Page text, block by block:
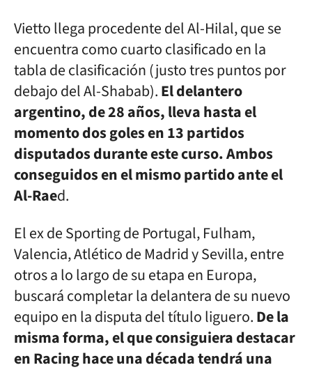
Vietto llega procedente del Al-Hilal, que se
encuentra como cuarto clasificado en la
tabla de clasificación (justo tres puntos por
debajo del Al-Shabab).El delantero
argentino, de 28 años, lleva hasta el
momento dos goles en 13 partidos
disputados durante este curso. Ambos
conseguidos en el mismo partido ante el
Al-Raed.
El ex de Sporting de Portugal, Fulham,
Valencia, Atlético de Madrid y Sevilla, entre
otros a lo largo de su etapa en Europa,
buscará completar la delantera de su nuevo
equipo en la disputa del título liguero.De la
misma forma, el que consiguiera destacar
en Racing hace una década tendrá una